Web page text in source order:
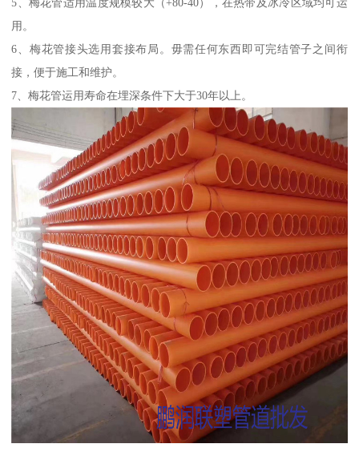
用。
6、梅花管接头选用套接布局。毋需任何东西即可完结管子之间衔
接，便于施工和维护。
7、梅花管运用寿命在埋深条件下大于30年以上。